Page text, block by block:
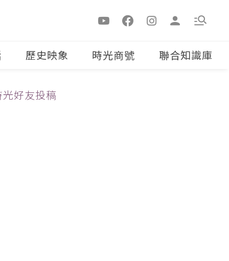
歷史映象 時光商號 聯合知識庫
光好友投稿